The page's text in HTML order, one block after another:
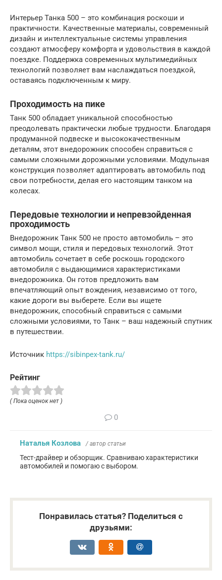
Интерьер Танка 500 – это комбинация роскоши и
практичности. Качественные материалы, современный
дизайн и интеллектуальные системы управления
создают атмосферу комфорта и удовольствия в каждой
поездке. Поддержка современных мультимедийных
технологий позволяет вам наслаждаться поездкой,
оставаясь подключенным к миру.
Проходимость на пике
Танк 500 обладает уникальной способностью
преодолевать практически любые трудности. Благодаря
продуманной подвеске и высококачественным
деталям, этот внедорожник способен справиться с
самыми сложными дорожными условиями. Модульная
конструкция позволяет адаптировать автомобиль под
свои потребности, делая его настоящим танком на
колесах.
Передовые технологии и непревзойденная
проходимость
Внедорожник Танк 500 не просто автомобиль – это
символ мощи, стиля и передовых технологий. Этот
автомобиль сочетает в себе роскошь городского
автомобиля с выдающимися характеристиками
внедорожника. Он готов предложить вам
впечатляющий опыт вождения, независимо от того,
какие дороги вы выберете. Если вы ищете
внедорожник, способный справиться с самыми
сложными условиями, то Танк – ваш надежный спутник
в путешествии.
Источник https://sibinpex-tank.ru/
Рейтинг
( Пока оценок нет )
0
Наталья Козлова / автор статьи
Тест-драйвер и обзорщик. Сравниваю характеристики
автомобилей и помогаю с выбором.
Понравилась статья? Поделиться с
друзьями: